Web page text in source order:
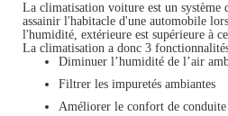
La climatisation voiture est un
assainir l'habitacle d'une automobile
l'humidité, extérieure est supérieure à
La climatisation a donc 3
Diminuer l’humidité de l’air
Filtrer les impuretés ambiantes
Améliorer le confort de conduite